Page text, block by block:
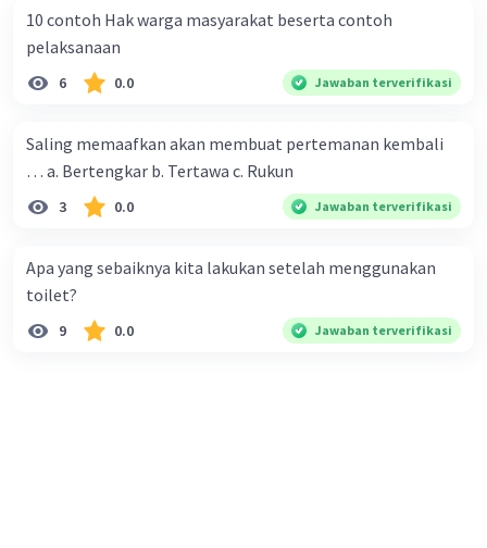
10 contoh Hak warga masyarakat beserta contoh
pelaksanaan
6 0.0 Jawaban terverifikasi
Saling memaafkan akan membuat pertemanan kembali
… a. Bertengkar b. Tertawa c. Rukun
3 0.0 Jawaban terverifikasi
Apa yang sebaiknya kita lakukan setelah menggunakan
toilet?
9 0.0 Jawaban terverifikasi